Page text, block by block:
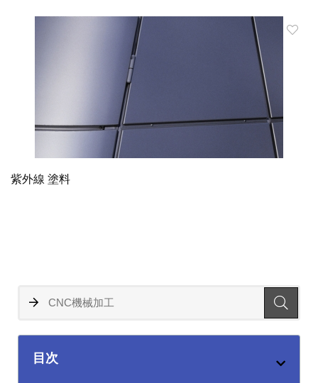
紫外線 塗料
目次